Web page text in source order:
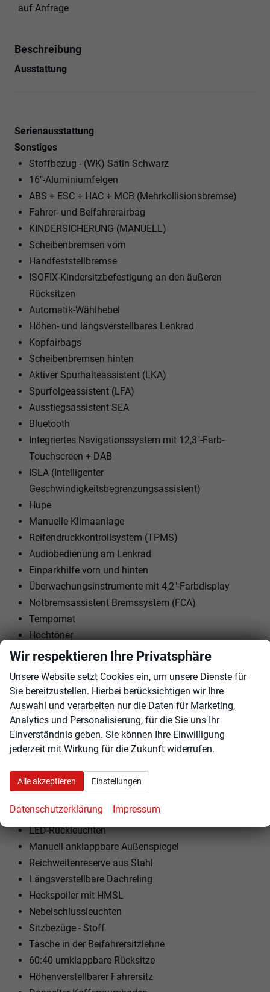
auf Anfrage
Beschreibung
Ausstattung
Serienausstattung
Sonstiges
Stoffbezug - (WK) Satin Schwarz
16"-Aluminiumfelgen
ABS + ESC + HAC + MCB (Mehrkollisionsbremse)
Fahrer- und Beifahrerairbag
KINDERSICHERUNG (MANUELL)
Scheibenbremsen vorn
Handfeststellbremse
ISOFIX-Kindersitzbefestigung an den äußeren
Rücksitzen
Automatik-Wählhebel
Höhen- und längsverstellbares Lenkrad
Kopfairbags
Scheibenbremsen hinten
Aktiver Spurhalteassistent (LKA)
Spurfolgeassistent (LFA)
Ausstiegsassistent SEA
Bluetooth
Integriertes Navigationssystem mit 12,3"-Farb-
Touchscreen + DAB
ISLA (Intelligenter
Geschwindigkeitsbegrenzungsassistent)
Hupe
Manuelle Klimaanlage
Reifendruckkontrollsystem (TPMS)
Audiobedienung am Lenkrad
Einparkhilfe vorn und hinten
Überwachungsinstrumente mit 4,2"-Farbdisplay
Notbremsassistent Bremssystem (FCA)
Tempomat
Hochtöner
USB-Ladegerät
12-V-Steckdose
Automatische Scheinwerfer
Heckbeleuchtetes Glas; beheizt mit Timer
Klarglas
Klar + Klarglas mit Heizung
Halogenscheinwerfer
LED-Tagfahrlicht
LED-Rückleuchten
Manuell anklappbare Außenspiegel
Reichweitenreserve aus Stahl
Längsverstellbare Dachreling
Heckspoiler mit HMSL
Nebelschlussleuchten
Sitzbezüge - Stoff
Tasche in der Beifahrersitzlehne
60:40 umklappbare Rücksitze
Höhenverstellbarer Fahrersitz
Wir respektieren Ihre Privatsphäre
Unsere Website setzt Cookies ein, um unsere Dienste für
Sie bereitzustellen. Hierbei berücksichtigen wir Ihre
Auswahl und verarbeiten nur die Daten für Marketing,
Analytics und Personalisierung, für die Sie uns Ihr
Einverständnis geben. Sie können Ihre Einwilligung
jederzeit mit Wirkung für die Zukunft widerrufen.
Alle akzeptieren Einstellungen
Datenschutzerklärung Impressum